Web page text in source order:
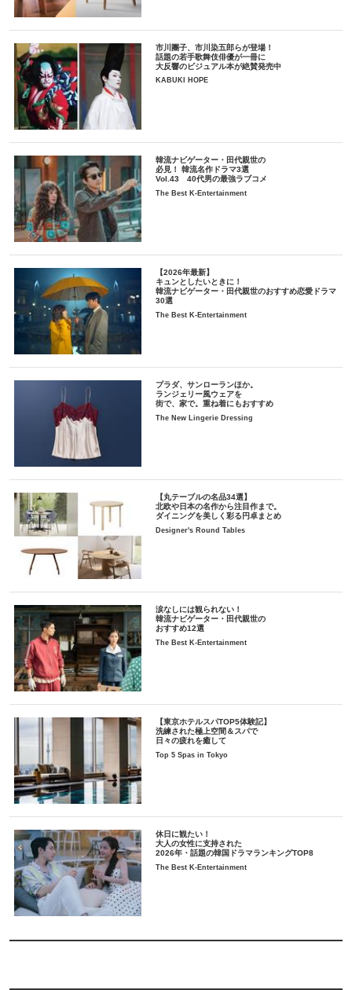
市川團子、市川染五郎らが登場！
話題の若手歌舞伎俳優が一冊に
大反響のビジュアル本が絶賛発売中
KABUKI HOPE
韓流ナビゲーター・田代親世の
必見！ 韓流名作ドラマ3選
Vol.43 40代男の最強ラブコメ
The Best K-Entertainment
【2026年最新】
キュンとしたいときに！
韓流ナビゲーター・田代親世のおすすめ恋愛ドラマ
30選
The Best K-Entertainment
プラダ、サンローランほか。
ランジェリー風ウェアを
街で、家で。重ね着にもおすすめ
The New Lingerie Dressing
【丸テーブルの名品34選】
北欧や日本の名作から注目作まで。
ダイニングを美しく彩る円卓まとめ
Designer's Round Tables
涙なしには観られない！
韓流ナビゲーター・田代親世の
おすすめ12選
The Best K-Entertainment
【東京ホテルスパTOP5体験記】
洗練された極上空間＆スパで
日々の疲れを癒して
Top 5 Spas in Tokyo
休日に観たい！
大人の女性に支持された
2026年・話題の韓国ドラマランキングTOP8
The Best K-Entertainment